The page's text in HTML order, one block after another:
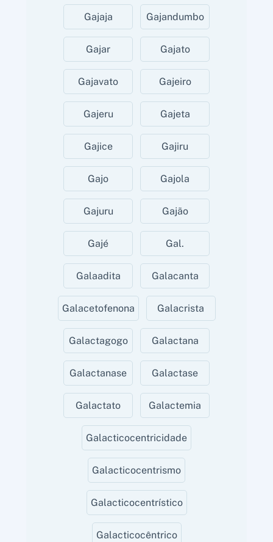
Gajaja Gajandumbo
Gajar Gajato
Gajavato Gajeiro
Gajeru Gajeta
Gajice Gajiru
Gajo Gajola
Gajuru Gajão
Gajé Gal.
Galaadita Galacanta
Galacetofenona Galacrista
Galactagogo Galactana
Galactanase Galactase
Galactato Galactemia
Galacticocentricidade
Galacticocentrismo
Galacticocentrístico
Galacticocêntrico